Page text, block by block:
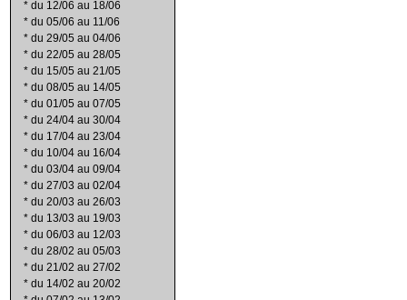
* du 12/06 au 18/06
* du 05/06 au 11/06
* du 29/05 au 04/06
* du 22/05 au 28/05
* du 15/05 au 21/05
* du 08/05 au 14/05
* du 01/05 au 07/05
* du 24/04 au 30/04
* du 17/04 au 23/04
* du 10/04 au 16/04
* du 03/04 au 09/04
* du 27/03 au 02/04
* du 20/03 au 26/03
* du 13/03 au 19/03
* du 06/03 au 12/03
* du 28/02 au 05/03
* du 21/02 au 27/02
* du 14/02 au 20/02